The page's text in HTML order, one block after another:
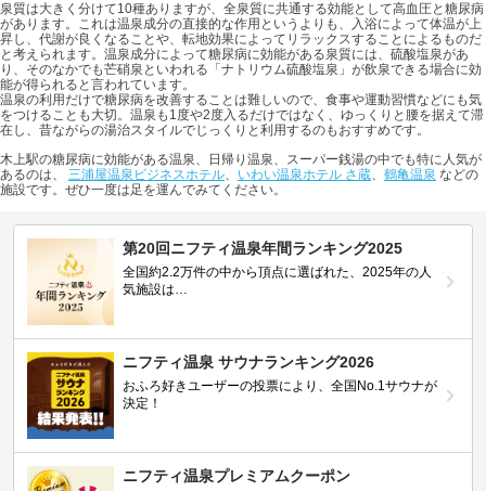
泉質は大きく分けて10種ありますが、全泉質に共通する効能として高血圧と糖尿病
があります。これは温泉成分の直接的な作用というよりも、入浴によって体温が上
昇し、代謝が良くなることや、転地効果によってリラックスすることによるものだ
と考えられます。温泉成分によって糖尿病に効能がある泉質には、硫酸塩泉があ
り、そのなかでも芒硝泉といわれる「ナトリウム硫酸塩泉」が飲泉できる場合に効
能が得られると言われています。
温泉の利用だけで糖尿病を改善することは難しいので、食事や運動習慣などにも気
をつけることも大切。温泉も1度や2度入るだけではなく、ゆっくりと腰を据えて滞
在し、昔ながらの湯治スタイルでじっくりと利用するのもおすすめです。
木上駅の糖尿病に効能がある温泉、日帰り温泉、スーパー銭湯の中でも特に人気が
あるのは、 三浦屋温泉ビジネスホテル、 いわい温泉ホテル さ蔵、 鶴亀温泉 などの
施設です。ぜひ一度は足を運んでみてください。
第20回ニフティ温泉年間ランキング2025
全国約2.2万件の中から頂点に選ばれた、2025年の人
気施設は…
ニフティ温泉 サウナランキング2026
おふろ好きユーザーの投票により、全国No.1サウナが
決定！
ニフティ温泉プレミアムクーポン